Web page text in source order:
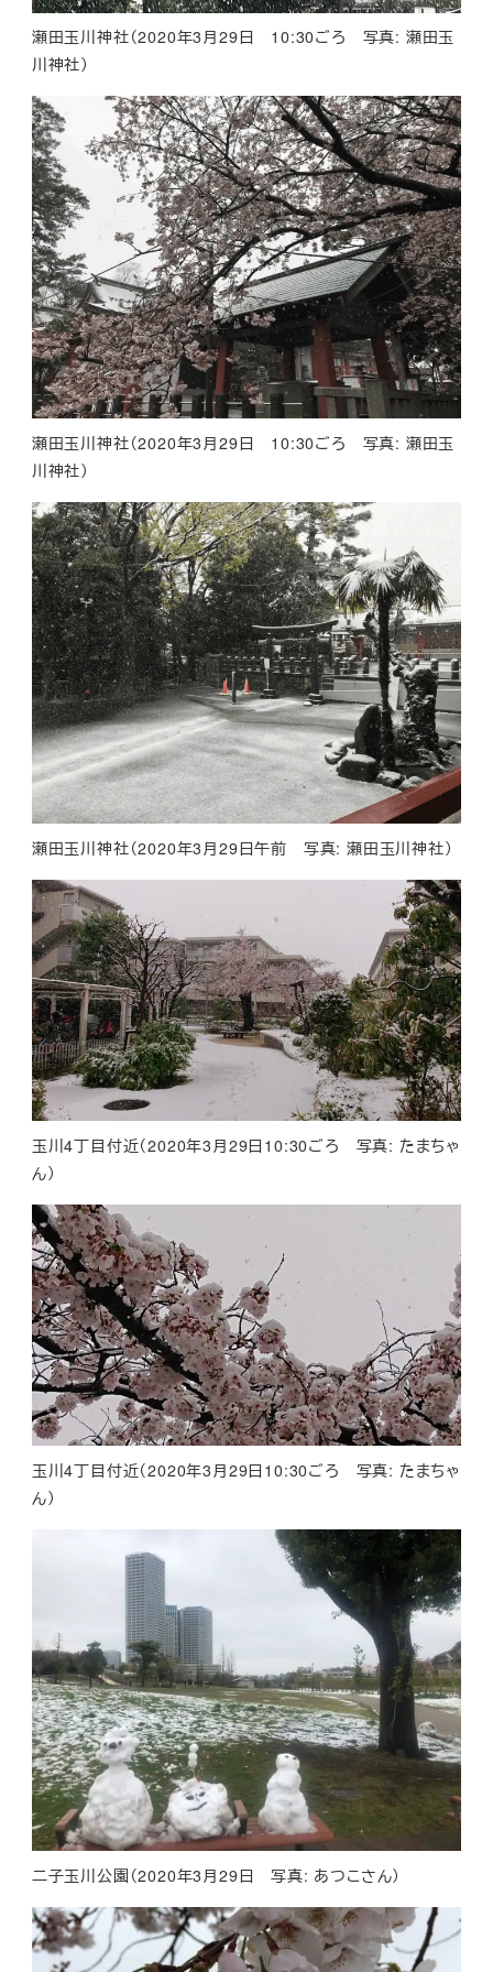
瀬田玉川神社（2020年3月29日 10:30ごろ 写真: 瀬田玉
川神社）
瀬田玉川神社（2020年3月29日 10:30ごろ 写真: 瀬田玉
川神社）
瀬田玉川神社（2020年3月29日午前 写真: 瀬田玉川神社）
玉川4丁目付近（2020年3月29日10:30ごろ 写真: たまちゃ
ん）
玉川4丁目付近（2020年3月29日10:30ごろ 写真: たまちゃ
ん）
二子玉川公園（2020年3月29日 写真: あつこさん）